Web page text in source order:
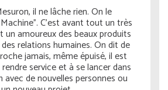
il ne lâche rien. On le
C'est avant tout un très
un amoureux des beaux produits
relations humaines. On dit de
jamais, même épuisé, il est
service et à se lancer dans
avec de nouvelles personnes ou